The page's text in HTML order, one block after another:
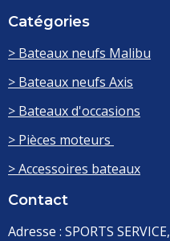
Catégories
> Bateaux neufs Malibu
> Bateaux neufs Axis
> Bateaux d'occasions
> Pièces moteurs
> Accessoires bateaux
Contact
Adresse : SPORTS